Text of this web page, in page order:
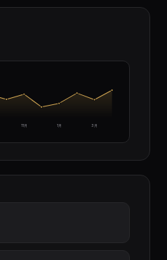
11月 1月 3月